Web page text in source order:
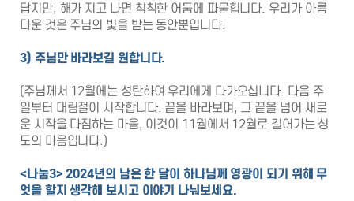
답지만, 해가 지고 나면 칙칙한 어둠에 파묻힙니다. 우리가 아름
다운 것은 주님의 빛을 받는 동안뿐입니다.
3) 주님만 바라보길 원합니다.
(주님께서 12월에는 성탄하여 우리에게 다가오십니다. 다음 주
일부터 대림절이 시작합니다. 끝을 바라보며, 그 끝을 넘어 새로
운 시작을 다짐하는 마음, 이것이 11월에서 12월로 걸어가는 성
도의 마음입니다.)
<나눔3> 2024년의 남은 한 달이 하나님께 영광이 되기 위해 무
엇을 할지 생각해 보시고 이야기 나눠보세요.